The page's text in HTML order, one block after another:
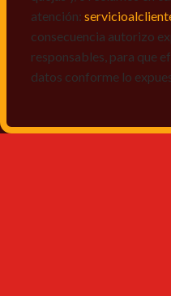
atención:
consecuencia autorizo
responsables, para que
datos conforme lo